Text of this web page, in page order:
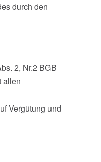
durch den
2, Nr.2 BGB
allen
Vergütung und